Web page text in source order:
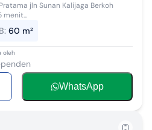
jln Sunan Kalijaga Berkoh
menit...
: 60 m²
oleh
WhatsApp